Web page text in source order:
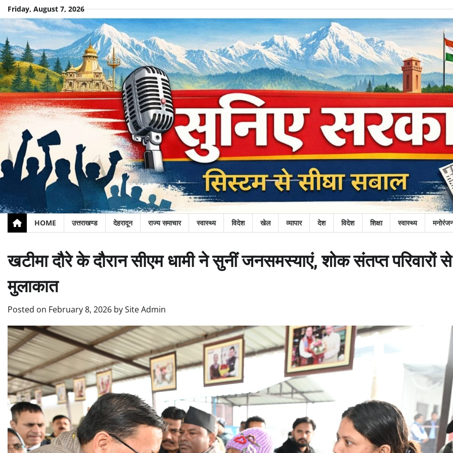
Skip
to
content
Friday, August 7, 2026
HOME उत्तराखण्ड देहरादून राज्य समाचार स्वास्थ्य विदेश खेल व्यापार देश विदेश शिक्षा स्वास्थ्य
खटीमा दौरे के दौरान सीएम धामी ने सुनीं जनसमस्याएं, शोक संतप्त परिवारों
मुलाकात
Posted on February 8, 2026 bySite Admin